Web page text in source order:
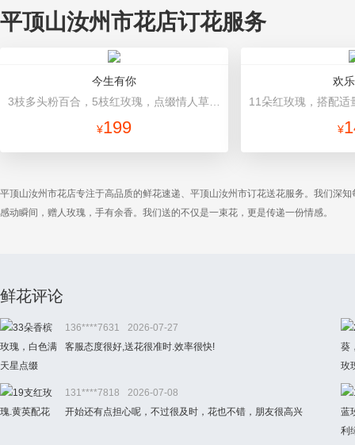
平顶山汝州市花店订花服务
今生有你
¥199
欢
¥
平顶山汝州市花店专注于高品质的鲜花速递、平顶山汝州市订花送花服务。我们深
感动瞬间，赠人玫瑰，手有余香。我们送的不仅是一束花，更是传递一份情感。
鲜花评论
136****7631
2026-07-27
客服态度很好,送花很准时.效率很快!
131****7818
2026-07-08
开始还有点担心呢，不过很及时，花也不错，朋友很高兴